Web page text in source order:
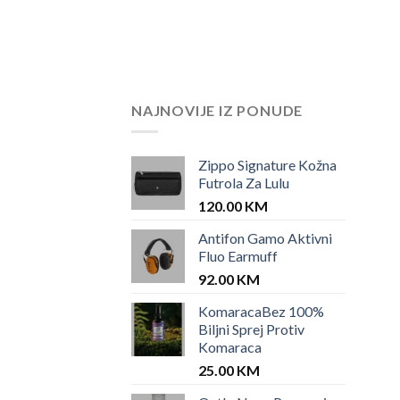
NAJNOVIJE IZ PONUDE
Zippo Signature Kožna
Futrola Za Lulu
120.00 KM
Antifon Gamo Aktivni
Fluo Earmuff
92.00 KM
KomaracaBez 100%
Biljni Sprej Protiv
Komaraca
25.00 KM